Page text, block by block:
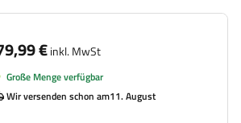
€inkl. MwSt
Große Menge verfügbar
Wir versenden schon am11. August